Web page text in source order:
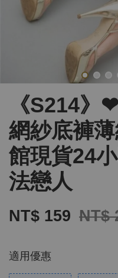
《S214》
網紗底褲
館現貨24
法戀人
NT$ 159 NT$
適用優惠